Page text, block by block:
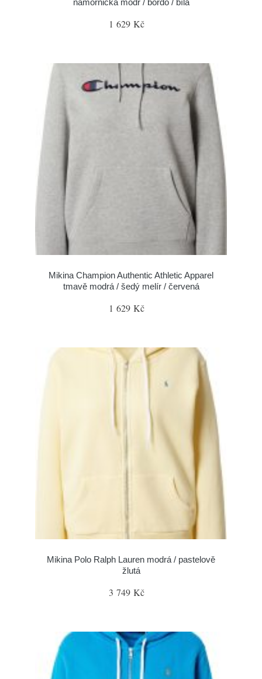
námořnická modř / bordó / bílá
1 629 Kč
Mikina Champion Authentic Athletic Apparel
tmavě modrá / šedý melír / červená
1 629 Kč
Mikina Polo Ralph Lauren modrá / pastelově
žlutá
3 749 Kč